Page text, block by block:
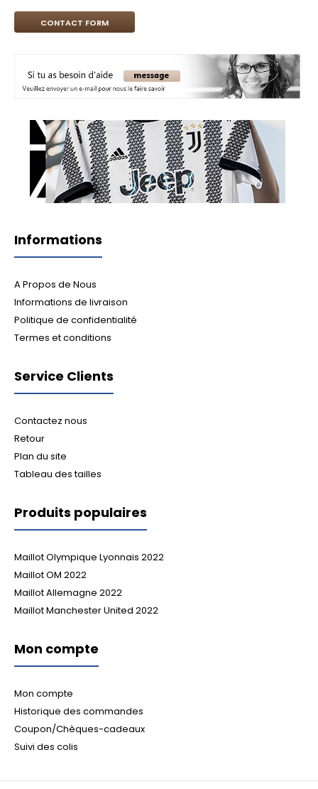
CONTACT FORM
Informations
A Propos de Nous
Informations de livraison
Politique de confidentialité
Termes et conditions
Service Clients
Contactez nous
Retour
Plan du site
Tableau des tailles
Produits populaires
Maillot Olympique Lyonnais 2022
Maillot OM 2022
Maillot Allemagne 2022
Maillot Manchester United 2022
Mon compte
Mon compte
Historique des commandes
Coupon/Chèques-cadeaux
Suivi des colis